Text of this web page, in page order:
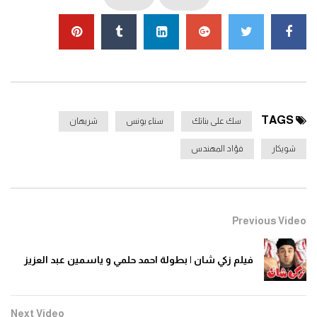
لتزويجهن بسرعة حتى يتمكن هو من الزواج بحبيبته
عصمت
لكن الأمور تتعقد عندما تعرف ابنته
(شريهان) بالخطط وتدخل
الأحداث في إطار كوميدي مليء بالمواقف الطريفة والمفارقات، بما في ذلك
الشخصيات الرئيسية
فؤاد المهندس: الدكتور رأفت
شريهان
إجلال زكي
أحمد راتب: سامح
TAGS سك على بناتك سناء يونس شريهان
شويكار فؤاد المهندس
Previous Video
فيلم زكي شان | بطولة احمد حلمي و ياسمين عبد العزيز
Next Video